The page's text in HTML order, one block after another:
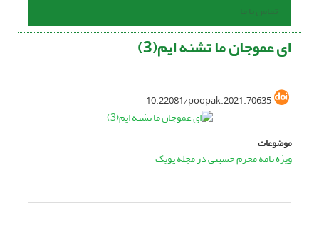
تماس با ما
ای عموجان ما تشنه ایم(3)
10.22081/poopak.2021.70635
موضوعات
ویژه نامه محرم حسینی در مجله پوپک